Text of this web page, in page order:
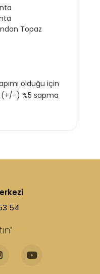
Topaz
olduğu için
(+/-) %5 sapma
54